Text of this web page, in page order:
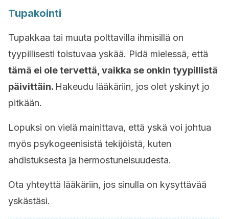
Tupakointi
Tupakkaa tai muuta polttavilla ihmisillä on
tyypillisesti toistuvaa yskää. Pidä mielessä, että
tämä ei ole tervettä, vaikka se onkin tyypillistä
päivittäin. Hakeudu lääkäriin, jos olet yskinyt jo
pitkään.
Lopuksi on vielä mainittava, että yskä voi johtua
myös psykogeenisistä tekijöistä, kuten
ahdistuksesta ja hermostuneisuudesta.
Ota yhteyttä lääkäriin, jos sinulla on kysyttävää
yskästäsi.